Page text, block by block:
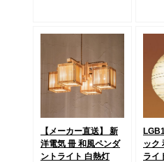
【メーカー直送】 新
洋電気 冊 和風ペンダ
ントライト 白熱灯
ック
ライ